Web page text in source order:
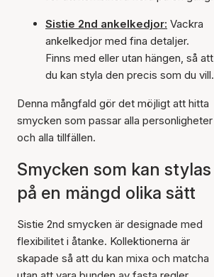
Sistie 2nd ankelkedjor: Vackra
ankelkedjor med fina detaljer.
Finns med eller utan hängen, så att
du kan styla den precis som du vill.
Denna mångfald gör det möjligt att hitta
smycken som passar alla personligheter
och alla tillfällen.
Smycken som kan stylas
på en mängd olika sätt
Sistie 2nd smycken är designade med
flexibilitet i åtanke. Kollektionerna är
skapade så att du kan mixa och matcha